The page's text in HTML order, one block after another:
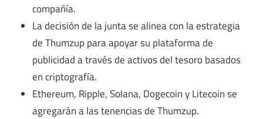
compañía.
La decisión de la junta se alinea con la estrategia
de Thumzup para apoyar su plataforma de
publicidad a través de activos del tesoro basados
​​en criptografía.
Ethereum, Ripple, Solana, Dogecoin y Litecoin se
agregarán a las tenencias de Thumzup.